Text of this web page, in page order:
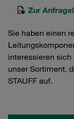
Zur
Sie haben einen
interessieren
unser Sortiment,
STAUFF auf.